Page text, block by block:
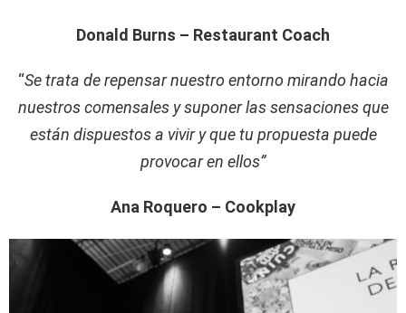
Donald Burns – Restaurant Coach
“Se trata de repensar nuestro entorno mirando hacia
nuestros comensales y suponer las sensaciones que
están dispuestos a vivir y que tu propuesta puede
provocar en ellos”
Ana Roquero – Cookplay